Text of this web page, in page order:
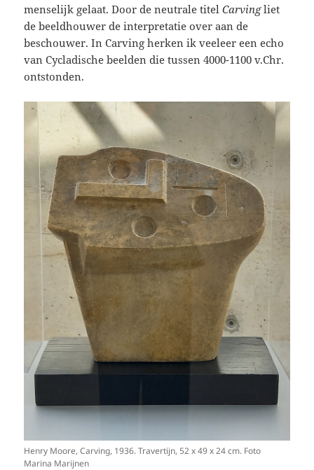
menselijk gelaat. Door de neutrale titelCarvingliet
de beeldhouwer de interpretatie over aan de
beschouwer. In Carving herken ik veeleer een echo
van Cycladische beelden die tussen 4000-1100 v.Chr.
ontstonden.
Henry Moore, Carving, 1936. Travertijn, 52 x 49 x 24 cm. Foto
Marina Marijnen